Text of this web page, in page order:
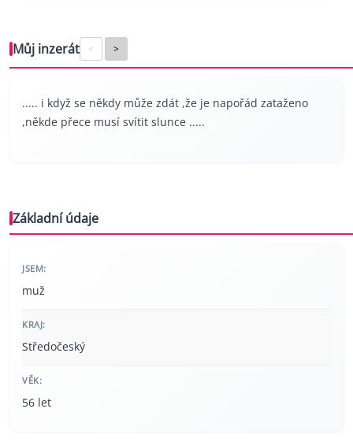
Můj inzerát < >
..... i když se někdy může zdát ,že je napořád zataženo
,někde přece musí svítit slunce .....
Základní údaje
JSEM:
muž
KRAJ:
Středočeský
VĚK:
56 let